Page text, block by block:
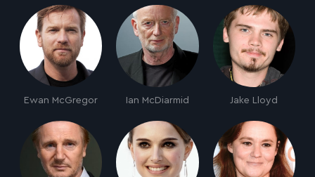
Ewan McGregor Ian McDiarmid Jake Lloyd